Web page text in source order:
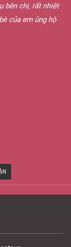
rồi ạ. Shipper
thử chị gửi em mùi
cầu em sẽ ủng